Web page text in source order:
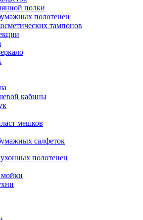
полки
полотенец
тампонов
кабины
мешков
салфеток
полотенец
мойки